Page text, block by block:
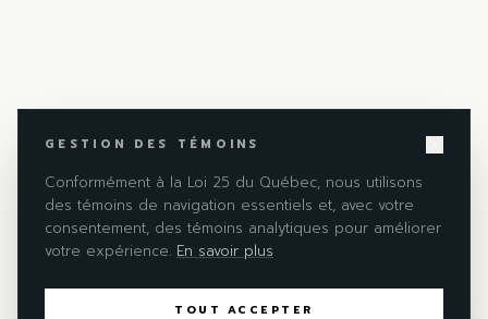
GESTION DES TÉMOINS
Conformément à la Loi 25 du Québec, nous utilisons
des témoins de navigation essentiels et, avec votre
consentement, des témoins analytiques pour améliorer
votre expérience. En savoir plus
TOUT ACCEPTER